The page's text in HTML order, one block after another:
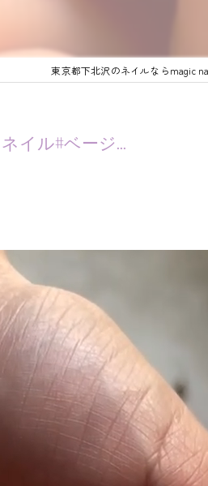
東京都下北沢のネイルならmagic
イル#ベージ...